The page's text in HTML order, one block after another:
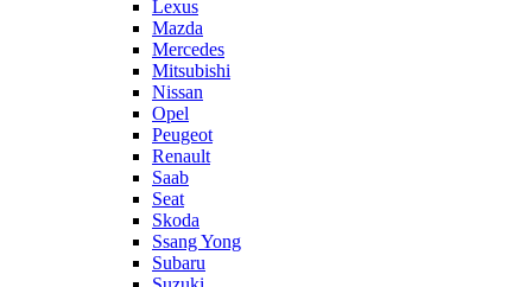
Lexus
Mazda
Mercedes
Mitsubishi
Nissan
Opel
Peugeot
Renault
Saab
Seat
Skoda
Ssang Yong
Subaru